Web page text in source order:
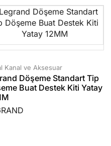
Kanal ve Aksesuar
Döşeme Standart Tip
Buat Destek Kiti Yatay